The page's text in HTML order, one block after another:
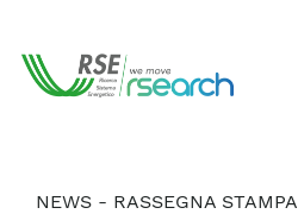
NEWS - RASSEGNA STAMPA